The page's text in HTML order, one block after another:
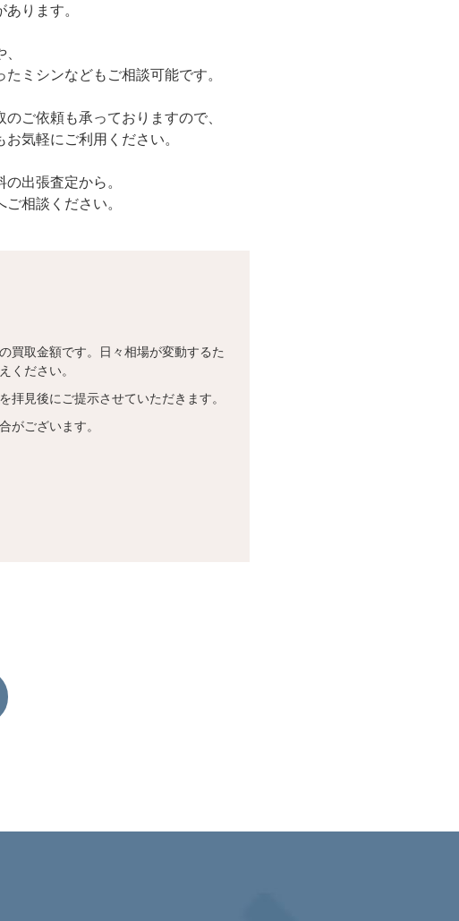
ります。
ミシンなどもご相談可能です。
ご依頼も承っておりますので、
気軽にご利用ください。
出張査定から。
相談ください。
買取金額です。日々相場が変動するた
ください。
拝見後にご提示させていただきます。
がございます。